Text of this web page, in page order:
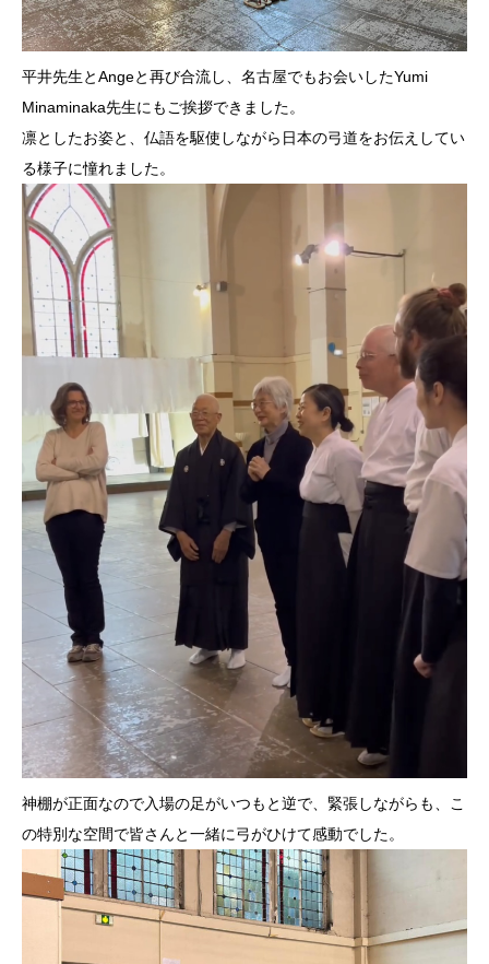
平井先生とAngeと再び合流し、名古屋でもお会いしたYumi
Minaminaka先生にもご挨拶できました。
凛としたお姿と、仏語を駆使しながら日本の弓道をお伝えしてい
る様子に憧れました。
神棚が正面なので入場の足がいつもと逆で、緊張しながらも、こ
の特別な空間で皆さんと一緒に弓がひけて感動でした。